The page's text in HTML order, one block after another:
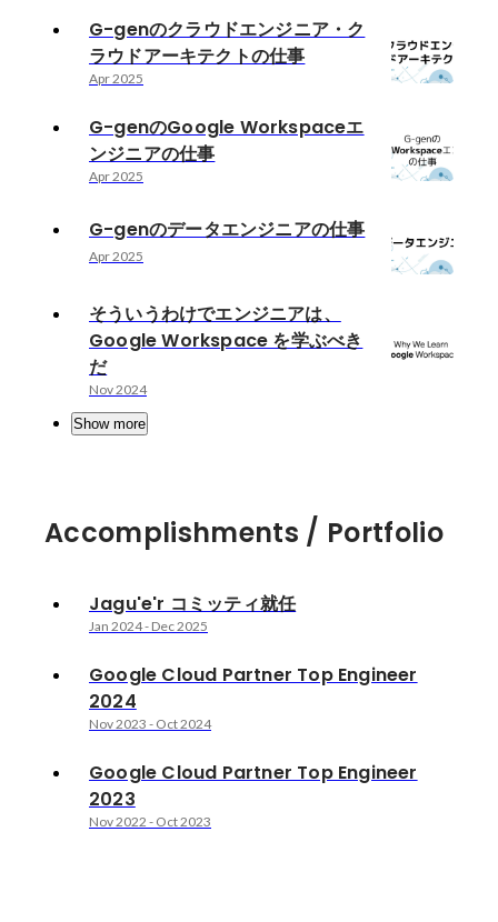
G-genのクラウドエンジニア・ク
ラウドアーキテクトの仕事
Apr 2025
G-genのGoogle Workspaceエ
ンジニアの仕事
Apr 2025
G-genのデータエンジニアの仕事
Apr 2025
そういうわけでエンジニアは、
Google Workspace を学ぶべき
だ
Nov 2024
Show more
Accomplishments / Portfolio
Jagu'e'r コミッティ就任
Jan 2024- Dec 2025
Google Cloud Partner Top Engineer
2024
Nov 2023 - Oct 2024
Google Cloud Partner Top Engineer
2023
Nov 2022 - Oct 2023